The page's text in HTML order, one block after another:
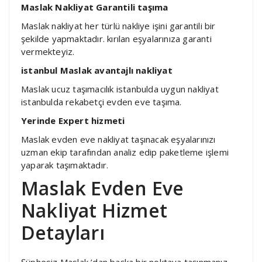
Maslak Nakliyat Garantili taşıma
Maslak nakliyat her türlü nakliye işini garantili bir
şekilde yapmaktadır. kırılan eşyalarınıza garanti
vermekteyiz.
istanbul Maslak avantajlı nakliyat
Maslak ucuz taşımacılık istanbulda uygun nakliyat
istanbulda rekabetçi evden eve taşıma.
Yerinde Expert hizmeti
Maslak evden eve nakliyat taşınacak eşyalarınızı
uzman ekip tarafından analiz edip paketleme işlemi
yaparak taşımaktadır.
Maslak Evden Eve
Nakliyat Hizmet
Detayları